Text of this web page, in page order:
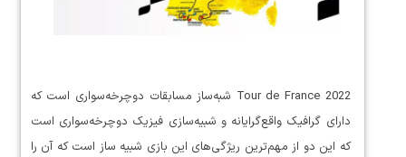
Tour de France 2022 شبه‌ساز مسابقات دوچرخه‌سواری است که
دارای گرافیک واقع‌گرایانه و شبیه‌سازی فیزیک دوچرخه‌سواری است
که این دو از مهم‌ترین ریژگی‌های این بازی شبیه ساز است که آن را